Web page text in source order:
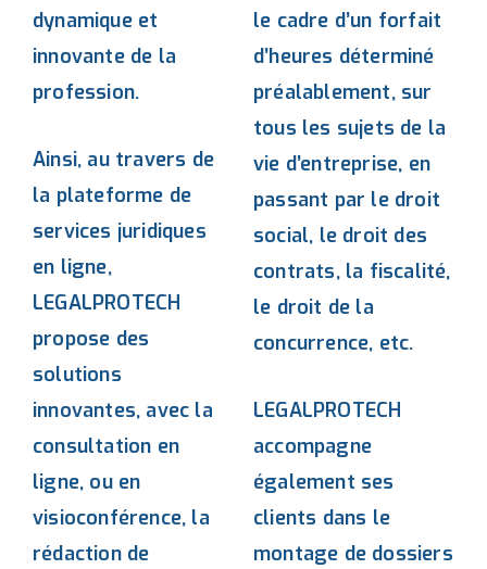
dynamique et
innovante de la
profession.
Ainsi, au travers de
la plateforme de
services juridiques
en ligne,
LEGALPROTECH
propose des
solutions
innovantes, avec la
consultation en
ligne, ou en
visioconférence, la
rédaction de
le cadre d’un forfait
d’heures déterminé
préalablement, sur
tous les sujets de la
vie d’entreprise, en
passant par le droit
social, le droit des
contrats, la fiscalité,
le droit de la
concurrence, etc.
LEGALPROTECH
accompagne
également ses
clients dans le
montage de dossiers